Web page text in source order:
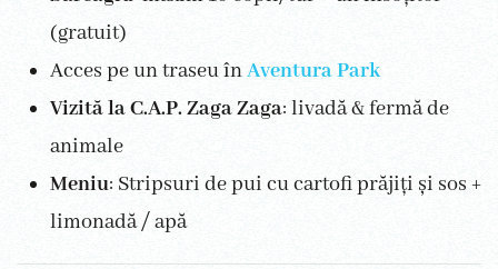
(gratuit)
Acces pe un traseu înAventura Park
Vizită la C.A.P. Zaga Zaga: livadă & fermă de
animale
Meniu: Stripsuri de pui cu cartofi prăjiți și sos +
limonadă / apă